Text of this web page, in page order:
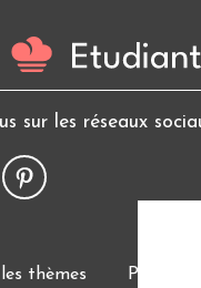
sur les réseaux
les thèmes Politique